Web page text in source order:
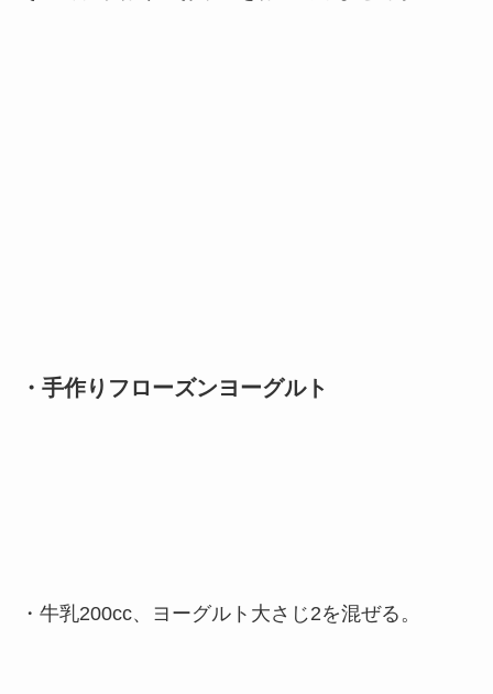
・手作りフローズンヨーグルト
・牛乳200cc、ヨーグルト大さじ2を混ぜる。